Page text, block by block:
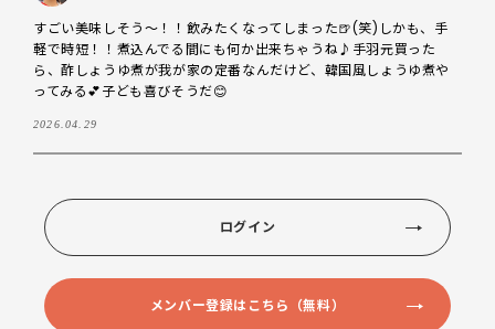
すごい美味しそう～！！飲みたくなってしまった🍺(笑)しかも、手
軽で時短！！煮込んでる間にも何か出来ちゃうね♪手羽元買った
ら、酢しょうゆ煮が我が家の定番なんだけど、韓国風しょうゆ煮や
ってみる💕子ども喜びそうだ😊
2026.04.29
ログイン
メンバー登録はこちら（無料）